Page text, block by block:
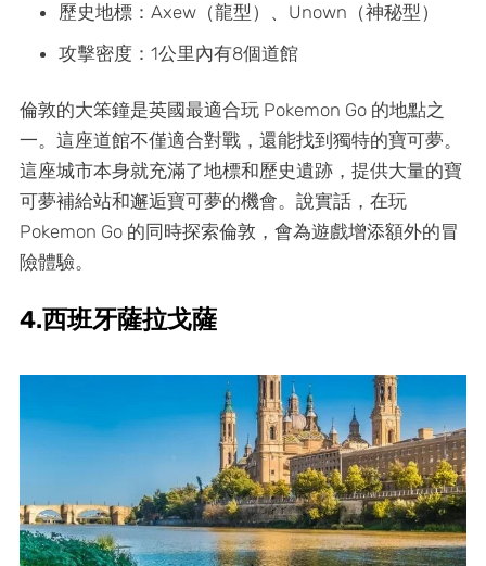
歷史地標：Axew（龍型）、Unown（神秘型）
攻擊密度：1公里內有8個道館
倫敦的大笨鐘是英國最適合玩 Pokemon Go 的地點之
一。這座道館不僅適合對戰，還能找到獨特的寶可夢。
這座城市本身就充滿了地標和歷史遺跡，提供大量的寶
可夢補給站和邂逅寶可夢的機會。說實話，在玩
Pokemon Go 的同時探索倫敦，會為遊戲增添額外的冒
險體驗。
4.西班牙薩拉戈薩